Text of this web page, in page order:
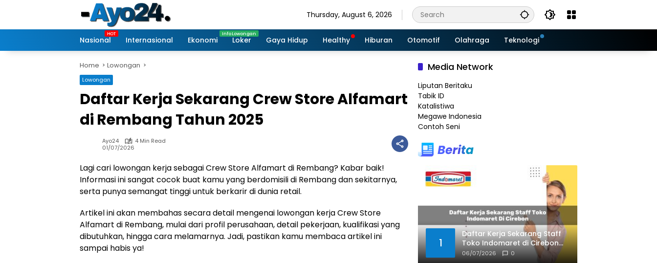
Thursday, August 6, 2026
Nasional Internasional Ekonomi Loker Gaya Hidup Healthy Hiburan Otomotif Olahraga Teknologi
Home Lowongan
Lowongan
Daftar Kerja Sekarang Crew Store Alfamart
di Rembang Tahun 2025
Ayo24
4 Min Read
01/07/2026
Lagi cari lowongan kerja sebagai Crew Store Alfamart di Rembang? Kabar baik!
Informasi ini sangat cocok buat kamu yang berdomisili di Rembang dan sekitarnya,
serta punya semangat tinggi untuk berkarir di dunia retail.
Artikel ini akan membahas secara detail mengenai lowongan kerja Crew Store
Alfamart di Rembang, mulai dari profil perusahaan, detail pekerjaan, kualifikasi yang
dibutuhkan, hingga cara melamarnya. Jadi, pastikan kamu membaca artikel ini
sampai habis ya!
Media Network
Liputan Beritaku
Tabik ID
Katalistiwa
Megawe Indonesia
Contoh Seni
1
Daftar Kerja Sekarang Staff
Toko Indomaret di Cirebon
Tahun 2025
06/07/2026 0